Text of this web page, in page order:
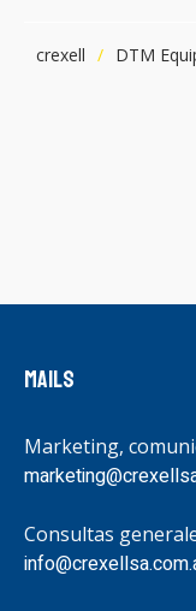
crexell DTM
Mails
Marketing,
Consultas